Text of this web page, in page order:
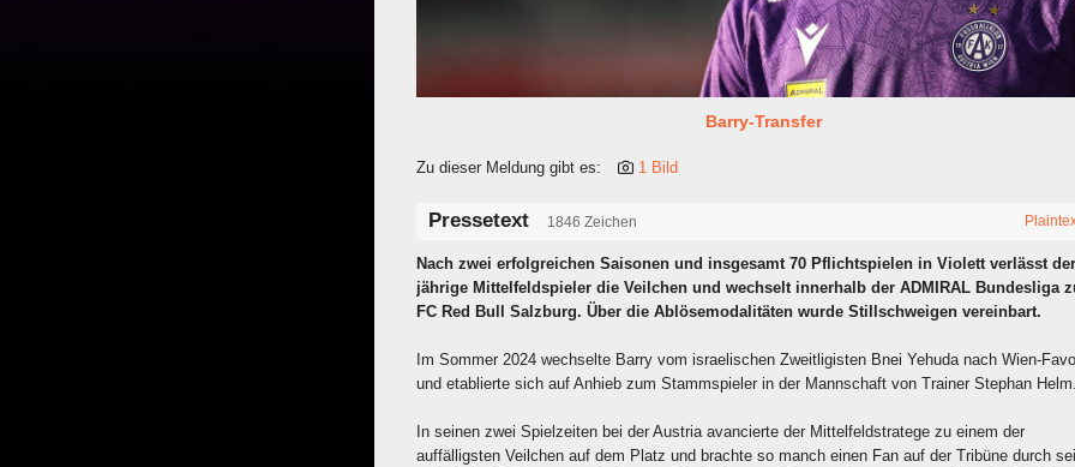
Barry-Transfer
Zu dieser Meldung gibt es: 1 Bild
Pressetext 1846 Zeichen
Nach zwei erfolgreichen Saisonen und insgesamt 70 Pflichtspielen in Violett verlässt
jährige Mittelfeldspieler die Veilchen und wechselt innerhalb der ADMIRAL Bundesliga
FC Red Bull Salzburg. Über die Ablösemodalitäten wurde Stillschweigen vereinbart.
Im Sommer 2024 wechselte Barry vom israelischen Zweitligisten Bnei Yehuda nach Wien-
und etablierte sich auf Anhieb zum Stammspieler in der Mannschaft von Trainer Stephan Helm.
In seinen zwei Spielzeiten bei der Austria avancierte der Mittelfeldstratege zu einem der
auffälligsten Veilchen auf dem Platz und brachte so manch einen Fan auf der Tribüne durch